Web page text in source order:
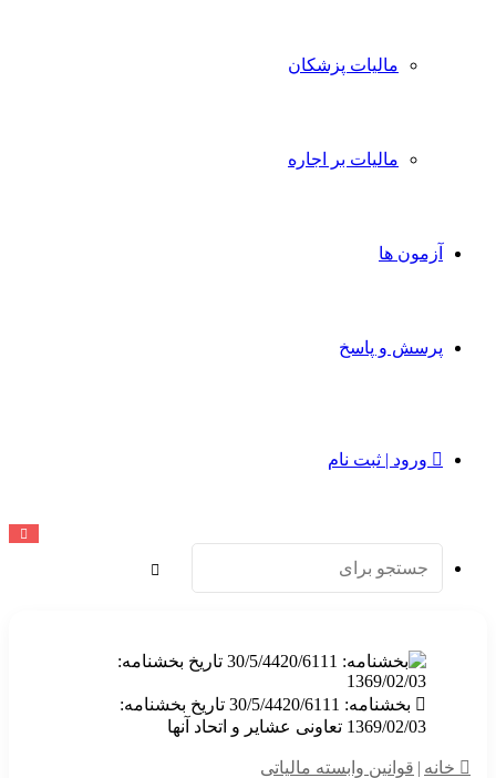
مالیات پزشکان
مالیات بر اجاره
آزمون ها
پرسش و پاسخ
ورود | ثبت نام
بخشنامه: 30/5/4420/6111 تاریخ بخشنامه:
1369/02/03 تعاونی عشایر و اتحاد آنها
خانه قوانین وابسته مالیاتی